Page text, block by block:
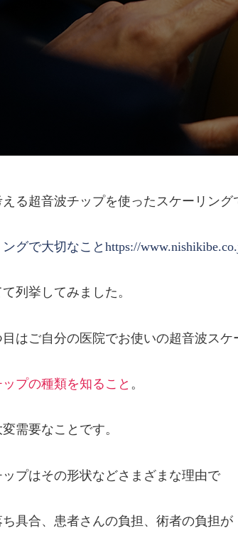
る超音波チップを使ったスケーリング
グで大切なことhttps://
列挙してみました。
はご自分の医院でお使いの超音波スケ
プの種類を知ること 。
需要なことです。
ップはその形状などさまざまな理由で
具合、患者さんの負担、術者の負担が